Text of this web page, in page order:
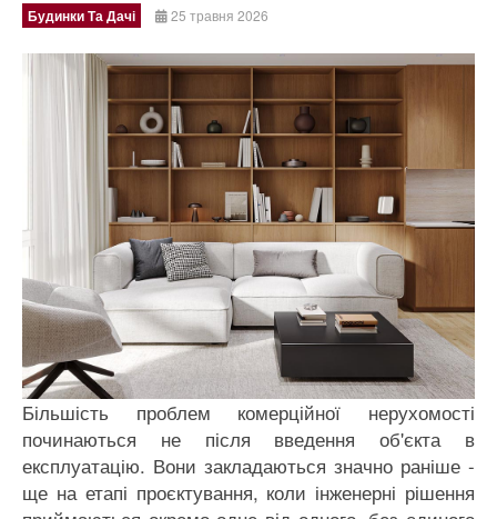
Будинки Та Дачі 25 травня 2026
Більшість проблем комерційної нерухомості
починаються не після введення об'єкта в
експлуатацію. Вони закладаються значно раніше -
ще на етапі проєктування, коли інженерні рішення